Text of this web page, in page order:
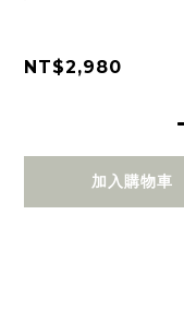
NT$2,980
加入購物車